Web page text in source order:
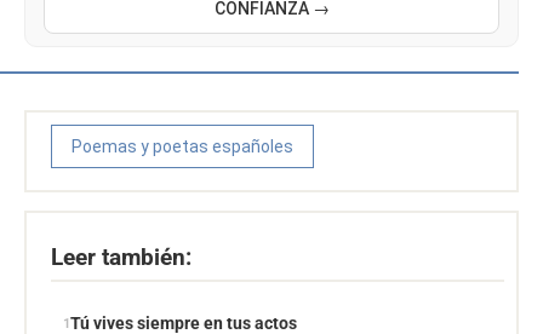
CONFIANZA →
Poemas y poetas españoles
Leer también:
Tú vives siempre en tus actos